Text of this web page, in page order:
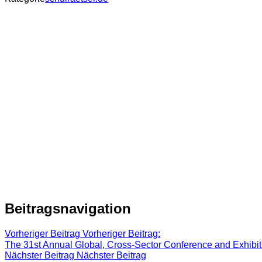
Beitragsnavigation
Vorheriger Beitrag Vorheriger Beitrag:
The 31st Annual Global, Cross-Sector Conference and
Nächster Beitrag Nächster Beitrag